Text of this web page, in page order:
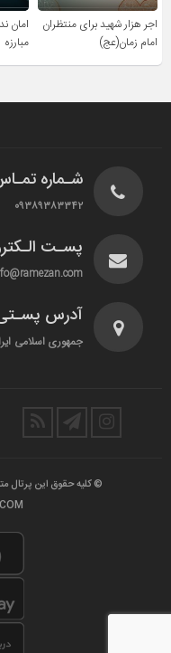
اجر هزار شهید برای منتظران
امام زمان(عج)
امان
مبارزه
شـماره
۰۹۳۸۹۳۸۳۳۴۲
پسـت
آدرس
جمهوری اسلامی
© کلیه حقوق این پرتال